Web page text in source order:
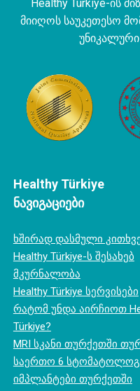
Healthy Türkiye-ის
მიიღოს საუკეთესო
უნიკალური
Healthy Türkiye
ნავიგაციები
ხშირად დასმული
Healthy Türkiye-ს შესახებ
მკურნალობა
Healthy Türkiye სერვისები
რატომ უნდა აირჩიოთ
Türkiye?
MRI სკანი თურქეთში
საერთო 6
იმპლანტები თურქეთში